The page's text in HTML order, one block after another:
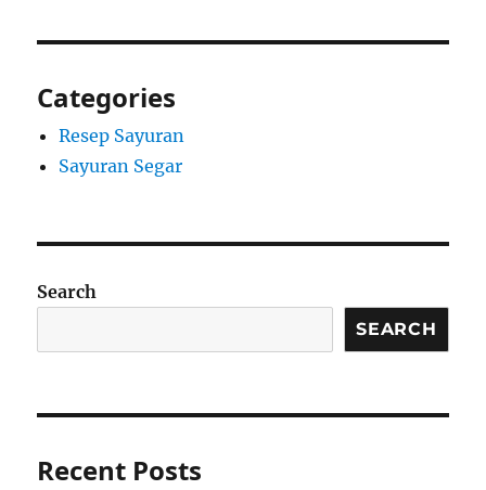
Categories
Resep Sayuran
Sayuran Segar
Search
SEARCH
Recent Posts